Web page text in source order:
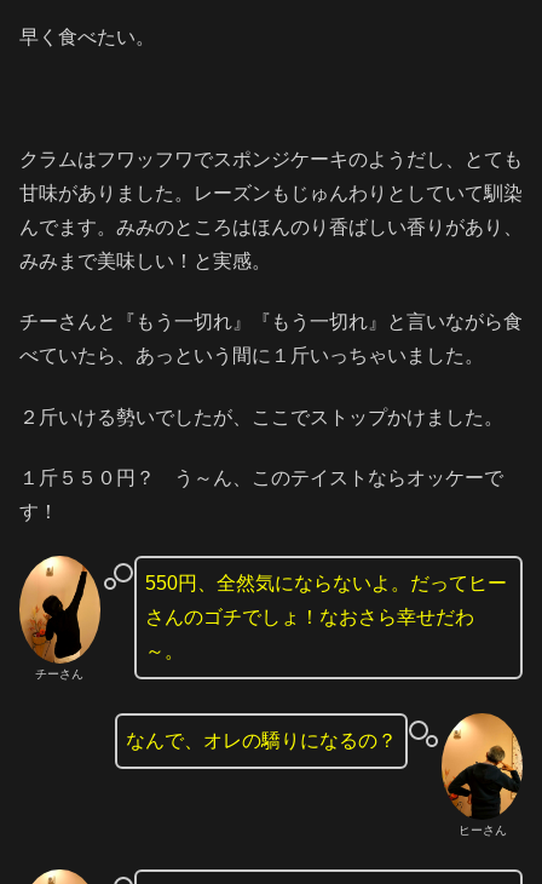
早く食べたい。
クラムはフワッフワでスポンジケーキのようだし、とても
甘味がありました。レーズンもじゅんわりとしていて馴染
んでます。みみのところはほんのり香ばしい香りがあり、
みみまで美味しい！と実感。
チーさんと『もう一切れ』『もう一切れ』と言いながら食
べていたら、あっという間に１斤いっちゃいました。
２斤いける勢いでしたが、ここでストップかけました。
１斤５５０円？ う～ん、このテイストならオッケーで
す！
チーさん
550円、全然気にならないよ。だってヒー
さんのゴチでしょ！なおさら幸せだわ
～。
ヒーさん
なんで、オレの驕りになるの？